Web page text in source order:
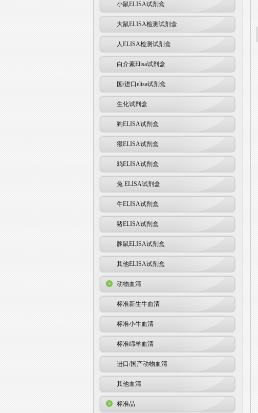
小鼠ELISA试剂盒
大鼠ELISA检测试剂盒
人ELISA检测试剂盒
白介素Elisa试剂盒
国/进口elisa试剂盒
生化试剂盒
狗ELISA试剂盒
猴ELISA试剂盒
鸡ELISA试剂盒
兔 ELISA试剂盒
牛ELISA试剂盒
猪ELISA试剂盒
豚鼠ELISA试剂盒
其他ELISA试剂盒
动物血清
标准新生牛血清
标准小牛血清
标准绵羊血清
进口/国产动物血清
其他血清
标准品